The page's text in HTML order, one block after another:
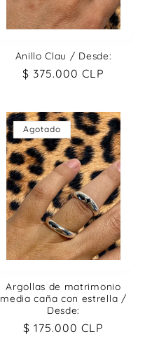
Anillo Clau / Desde:
Precio
$ 375.000 CLP
Agotado
Argollas de matrimonio
media caña con estrella /
Desde:
Precio
$ 175.000 CLP